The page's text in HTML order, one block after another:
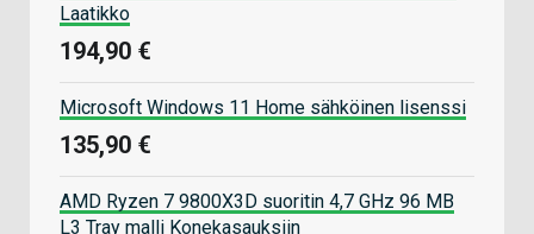
Laatikko
194,90 €
Microsoft Windows 11 Home sähköinen lisenssi
135,90 €
AMD Ryzen 7 9800X3D suoritin 4,7 GHz 96 MB
L3 Tray malli Konekasauksiin